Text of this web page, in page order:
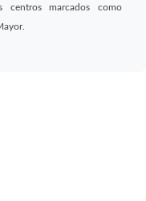
centros marcados como